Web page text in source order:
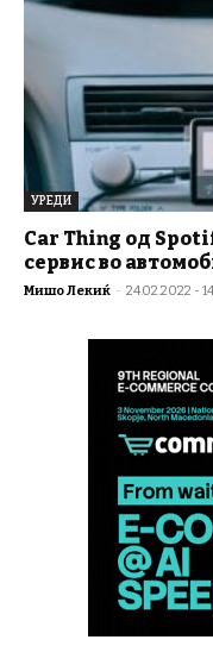
УРЕДИ
Car Thing од
сервис во
Мишо Лекиќ - 24.02.2022 -